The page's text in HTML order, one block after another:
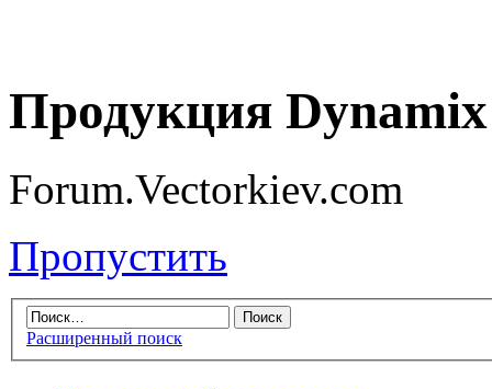
Продукция
Forum.Vectorkiev.com
Пропустить
Расширенный поиск